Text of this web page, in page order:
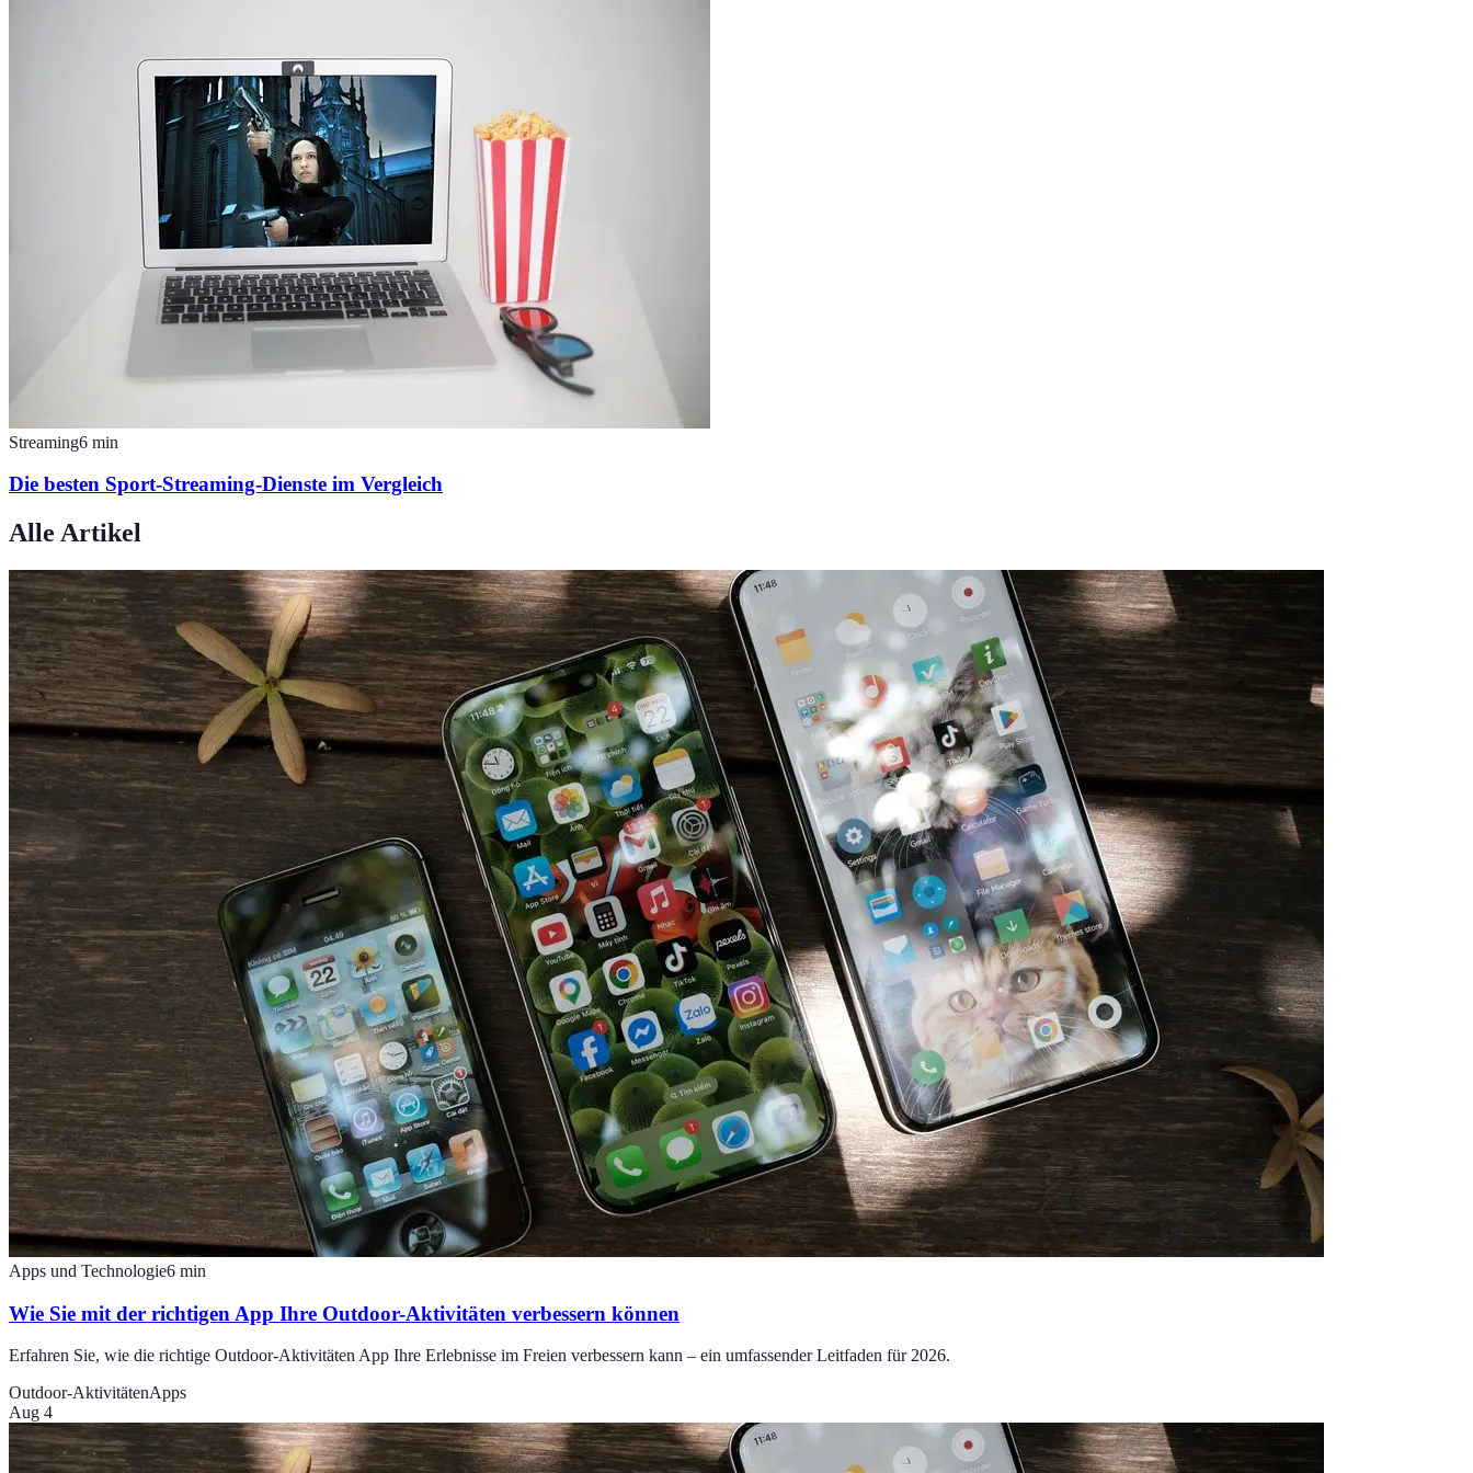
Streaming6 min
Die besten Sport-Streaming-Dienste im Vergleich
Alle Artikel
Apps und Technologie6 min
Wie Sie mit der richtigen App Ihre Outdoor-Aktivitäten verbessern können
Erfahren Sie, wie die richtige Outdoor-Aktivitäten App Ihre Erlebnisse im Freien verbessern kann – ein umfassender Leitfaden für 2026.
Outdoor-AktivitätenApps
Aug 4